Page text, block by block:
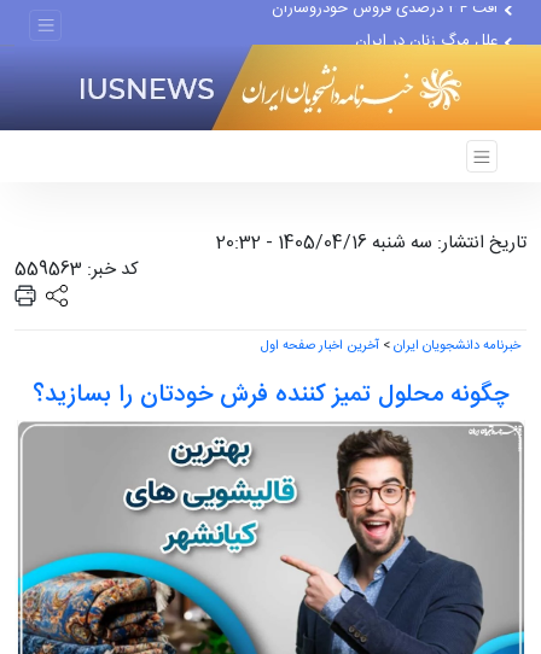
علل مرگ زنان در ایران
تاریخ انتشار: سه شنبه 1405/04/16 - 20:32
کد خبر: 559563
خبرنامه دانشجویان ایران> آخرین اخبار صفحه اول
چگونه محلول تمیز کننده فرش خودتان را بسازید؟